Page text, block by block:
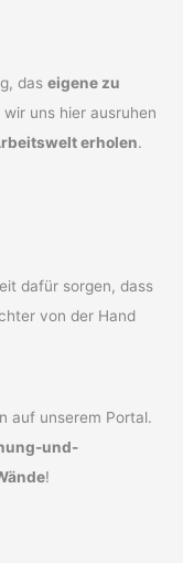
daseigene zu
uns hier ausruhen
erholen.
dafür sorgen, dass
von der Hand
auf unserem Portal.
und-
!